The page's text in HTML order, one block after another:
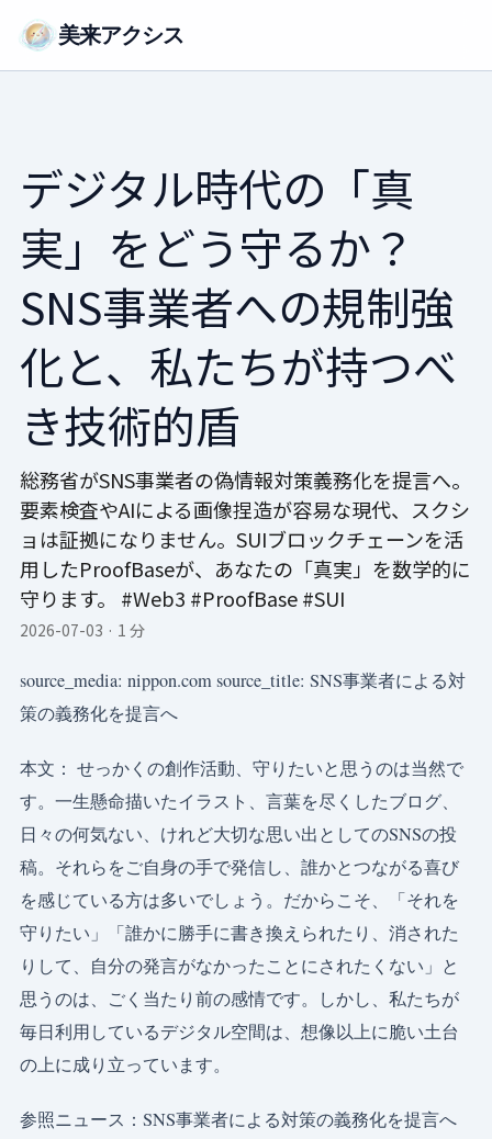
美来アクシス
デジタル時代の「真
実」をどう守るか？
SNS事業者への規制強
化と、私たちが持つべ
き技術的盾
総務省がSNS事業者の偽情報対策義務化を提言へ。
要素検査やAIによる画像捏造が容易な現代、スクシ
ョは証拠になりません。SUIブロックチェーンを活
用したProofBaseが、あなたの「真実」を数学的に
守ります。 #Web3 #ProofBase #SUI
2026-07-03 · 1 分
source_media: nippon.com source_title: SNS事業者による対
策の義務化を提言へ
本文： せっかくの創作活動、守りたいと思うのは当然で
す。一生懸命描いたイラスト、言葉を尽くしたブログ、
日々の何気ない、けれど大切な思い出としてのSNSの投
稿。それらをご自身の手で発信し、誰かとつながる喜び
を感じている方は多いでしょう。だからこそ、「それを
守りたい」「誰かに勝手に書き換えられたり、消された
りして、自分の発言がなかったことにされたくない」と
思うのは、ごく当たり前の感情です。しかし、私たちが
毎日利用しているデジタル空間は、想像以上に脆い土台
の上に成り立っています。
参照ニュース：SNS事業者による対策の義務化を提言へ